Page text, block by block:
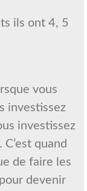
ils ont 4, 5
vous
investissez
investissez
quand
de faire les
devenir